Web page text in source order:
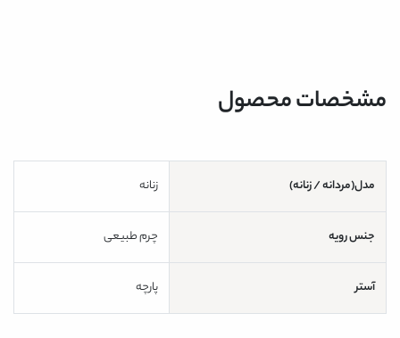
مشخصات محصول
مدل(مردانه / زنانه) زنانه
جنس رویه چرم طبیعی
آستر پارچه